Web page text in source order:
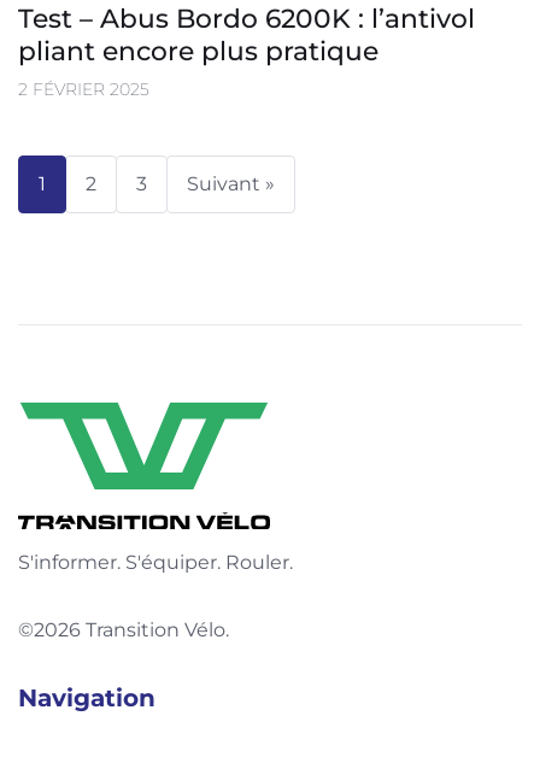
Test – Abus Bordo 6200K : l’antivol
pliant encore plus pratique
2 FÉVRIER 2025
1 2 3 Suivant »
S'informer. S'équiper. Rouler.
©2026 Transition Vélo.
Navigation